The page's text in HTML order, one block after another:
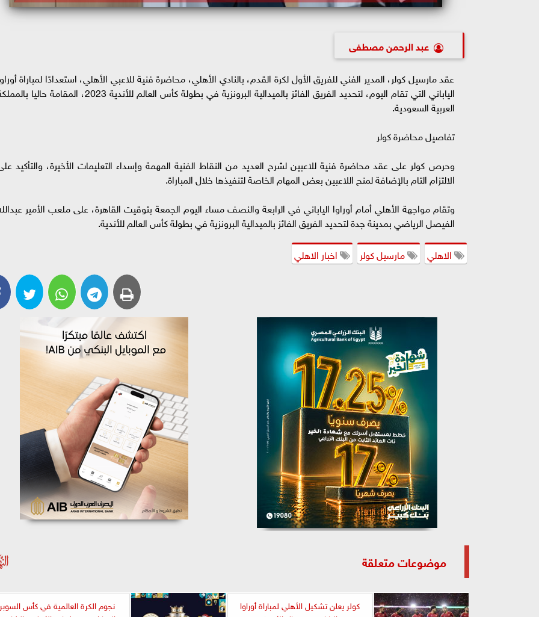
عبد الرحمن مصطفى
عقد مارسيل كولر، المدير الفني للفريق الأول لكرة القدم، بالنادي الأهلي، محاضرة فنية للاعبي الأهلي، استعدادًا لمباراة
الياباني التي تقام اليوم، لتحديد الفريق الفائز بالميدالية البرونزية في بطولة كأس العالم للأندية 2023، المقامة حاليا
العربية السعودية.
تفاصيل محاضرة كولر
وحرص كولر على عقد محاضرة فنية للاعبين لشرح العديد من النقاط الفنية المهمة وإسداء التعليمات الأخيرة، والتأكيد
الالتزام التام بالإضافة لمنح اللاعبين بعض المهام الخاصة لتنفيذها خلال المباراة.
وتقام مواجهة الأهلي أمام أوراوا الياباني في الرابعة والنصف مساء اليوم الجمعة بتوقيت القاهرة، على ملعب الأمير
الفيصل الرياضي بمدينة جدة لتحديد الفريق الفائز بالميدالية البرونزية في بطولة كأس العالم للأندية.
الاهلي
مارسيل كولر اخبار الاهلي
موضوعات متعلقة
كولر يعلن تشكيل الأهلي لمباراة أوراوا
نجوم الكرة العالمية في كأس السوبر